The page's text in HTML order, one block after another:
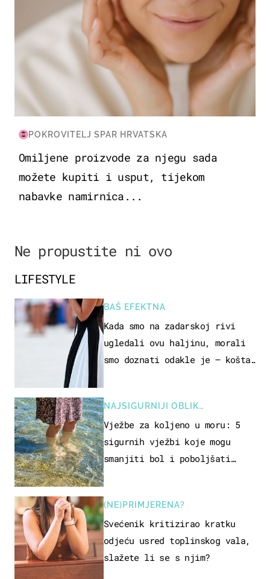
POKROVITELJ SPAR HRVATSKA
Omiljene proizvode za njegu sada
možete kupiti i usput, tijekom
nabavke namirnica...
Ne propustite ni ovo
LIFESTYLE
BAŠ EFEKTNA
Kada smo na zadarskoj rivi
ugledali ovu haljinu, morali
smo doznati odakle je – košta
NAJSIGURNIJI OBLIK
REKREACIJE
Vježbe za koljeno u moru: 5
sigurnih vježbi koje mogu
smanjiti bol i poboljšati
(NE)PRIMJERENA?
Svećenik kritizirao kratku
odjeću usred toplinskog vala,
slažete li se s njim?